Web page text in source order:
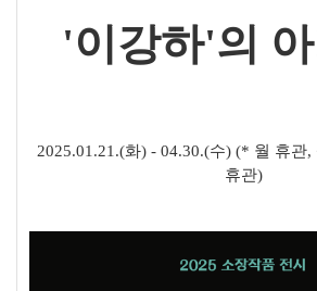
'이강하'의
2025.01.21.(화) - 04.30.(수) (* 월 휴관,
휴관)